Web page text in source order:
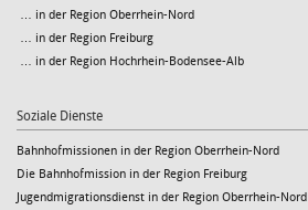
… in der Region Oberrhein-Nord
… in der Region Freiburg
… in der Region Hochrhein-Bodensee-Alb
Soziale Dienste
Bahnhofmissionen in der Region Oberrhein-Nord
Die Bahnhofmission in der Region Freiburg
Jugendmigrationsdienst in der Region Oberrhein-Nord